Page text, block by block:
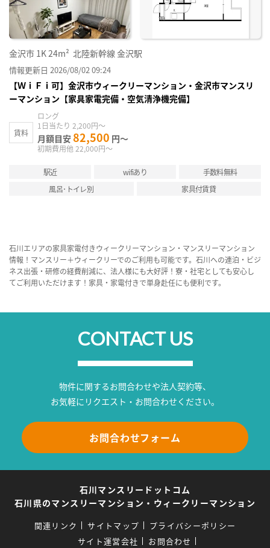
金沢市 1K24m² 北陸新幹線 金沢駅
情報更新日 2026/08/02 09:24
【ＷｉＦｉ可】金沢市ウィークリーマンション・金沢市マンスリ
ーマンション【家具家電完備・空気清浄機完備】
賃料
ロング
1日当たり 2,200円～
月額目安82,500 円～
初期費用他 22,000円～
駅近 wifiあり
手数料無料
風呂･トイレ別
家具付賃貸
石川エリアの家具家電付きウィークリーマンション・マンスリーマンション
情報！マンスリー＋ウィークリーでのご利用も可能です。石川への連泊・ビジ
ネス出張・研修の経費削減に、法人様にも大好評！寮・社宅としても安心し
てご利用いただけます！家具・家電付きで単身赴任にも便利です。
CONTACT US
物件に関するお問合わせや法人契約等、
お気軽にリクエスト・お問合わせください。
お問合わせフォーム
石川マンスリードットコム
石川県のマンスリーマンション・ウィークリーマンション
関連リンク サイトマップ
プライバシーポリシー
サイト運営会社
お問合わせ